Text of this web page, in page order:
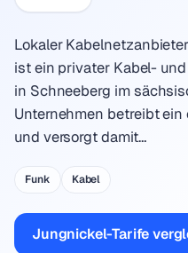
Lokaler
ist ein privater Kabel-
in Schneeberg im
Unternehmen betreibt
und versorgt damit…
Funk Kabel
Jungnickel-Tarife